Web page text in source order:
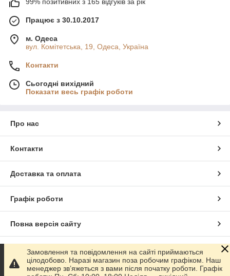
99% позитивних з 165 відгуків за рік
Працює з 30.10.2017
м. Одеса
вул. Комітетська, 19, Одеса, Україна
Контакти
Сьогодні вихідний
Показати весь графік роботи
Про нас
Контакти
Доставка та оплата
Графік роботи
Повна версія сайту
Сайт створено на маркетплейсі Prom.ua
Політика конфіденційності
Замовлення та повідомлення на сайті приймаються
цілодобово. Наразі магазин поза робочим графіком. Наш
менеджер зв’яжеться з вами після початку роботи. Графік